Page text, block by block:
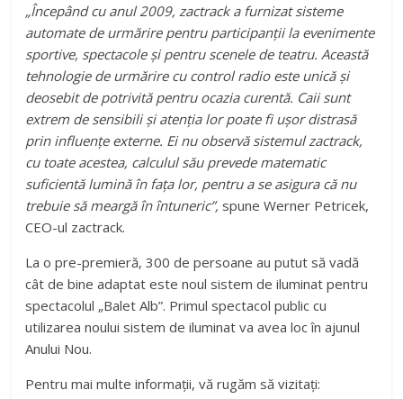
„Începând cu anul 2009, zactrack a furnizat sisteme
automate de urmărire pentru participanții la evenimente
sportive, spectacole și pentru scenele de teatru. Această
tehnologie de urmărire cu control radio este unică și
deosebit de potrivită pentru ocazia curentă. Caii sunt
extrem de sensibili și atenția lor poate fi ușor distrasă
prin influențe externe. Ei nu observă sistemul zactrack,
cu toate acestea, calculul său prevede matematic
suficientă lumină în fața lor, pentru a se asigura că nu
trebuie să meargă în întuneric”,spune Werner Petricek,
CEO-ul zactrack.
La o pre-premieră, 300 de persoane au putut să vadă
cât de bine adaptat este noul sistem de iluminat pentru
spectacolul „Balet Alb”. Primul spectacol public cu
utilizarea noului sistem de iluminat va avea loc în ajunul
Anului Nou.
Pentru mai multe informații, vă rugăm să vizitați: